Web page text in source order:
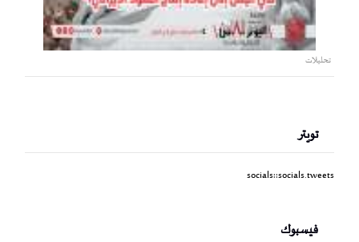
تحليلات
تويتر
socials::socials.tweets
فيسبوك